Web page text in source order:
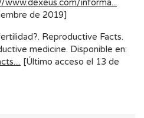
www.dexeus.com/informa...
de 2019]
Reproductive Facts.
medicine. Disponible en:
[Último acceso el 13 de